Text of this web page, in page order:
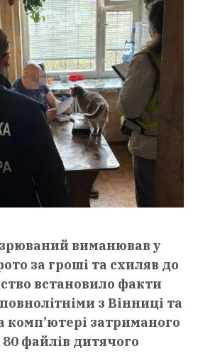
виманював у
за гроші та схиляв до
встановило факти
з Вінниці та
комп’ютері затриманого
файлів дитячого